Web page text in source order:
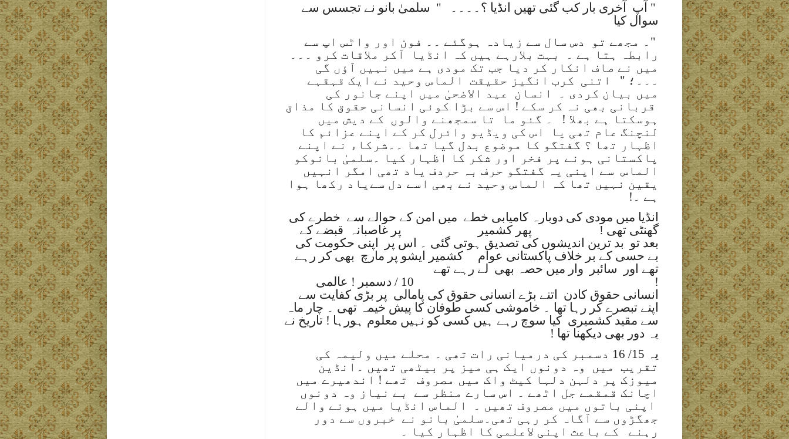
" آپ
آخری بار کب گئی تھیں انڈیا ؟۔۔۔۔ " سلمیٰ بانو نے تجسس سے
سوال کیا
"۔ مجھے تو
دس سال سے زیادہ ہوگئے ۔۔ فون اور واٹس اپ سے
رابطہ ہتا ہے ۔
بہت بلارہے ہیں کہ انڈیا
آکر ملاقات کرو ۔۔۔
میں نے صاف انکار کر دیا جب تک مودی ہے میں نہیں آؤں گی
۔۔۔؛ "
اتنی کرب انگیز حقیقت
الماس وحید نے ایک قہقہے
میں بیان کردی ۔
انسان
عید الاضحیٰ میں اپنے جانور کی
قربانی بھی نہ کر سکے ! اس سے بڑا کوئی انسانی حقوق کا مذاق
ہوسکتا ہے بھلا !
۔ گئو ما تا سمجھنے والوں
کے دیش میں
لنچنگ عام تھی یا
اس کی ویڈیو وائرل کر کے اپنے عزائم کا
اظہار تھا ؟ گفتگو کا موضوع بدل گیا تھا ۔۔شرکاء نے اپنے
پاکستانی ہونے پر فخر اور شکر کا اظہار کیا ۔سلمیٰ بانوکو
الماس سے اپنی یہ گفتگو حرف بہ حردف یاد تھی امگر انہیں
یقین نہیں تھا کہ الماس وحید نے بھی اسے دل سےیاد رکھا ہوا
ہے ۔!
انڈیا میں مودی کی دوبارہ کامیابی خطے میں امن کے حوالے سے خطرے کی
گھنٹی تھی !
پھر کشمیر پر غاصبانہ
قبضے کے
بعد تو بد ترین اندیشوں کی تصدیق ہوتی گئی ۔ اس پر
اپنی حکومت کی
بے حسی کے بر خلاف پاکستانی عوام
کشمیر ایشو پر مارچ بھی کر رہے
تھے اور
سائبر وار میں حصہ بھی لے رہے تھے
!
10 / دسمبر ! عالمی
انسانی حقوق کادن
اتنے بڑے انسانی حقوق کی پامالی پر بڑی کفایت سے
اپنے تبصرے کر رہا تھا ۔ خاموشی کسی طوفان کا پیش خیمہ تھی ۔ چار ماہ
سے مقید کشمیری کیا سوچ رہے ہیں کسی کو نہیں معلوم ہورہا ! تاریخ نے
یہ دور بھی دیکھنا تھا !
یہ 15/ 16 دسمبر کی درمیانی رات تھی ۔ محلے میں ولیمہ کی
تقریب میں
وہ دونوں ایک ہی میز پر بیٹھی تھیں ۔انڈین
میوزک پر دلہن دلہا کیٹ واک میں مصروف
تھے ! اندھیرے میں
اچانک قمقمے جل اٹھے ۔ اس سارے منظر سے
بے نیاز وہ دونوں
اپنی باتوں میں مصروف تھیں ۔
الماس انڈیا میں ہونے والے
جھگڑوں سے آگاہ کر رہی تھی۔سلمیٰ بانو نے خبروں سے دور
رہنے
کے باعث اپنی لاعلمی کا اظہار کیا ۔